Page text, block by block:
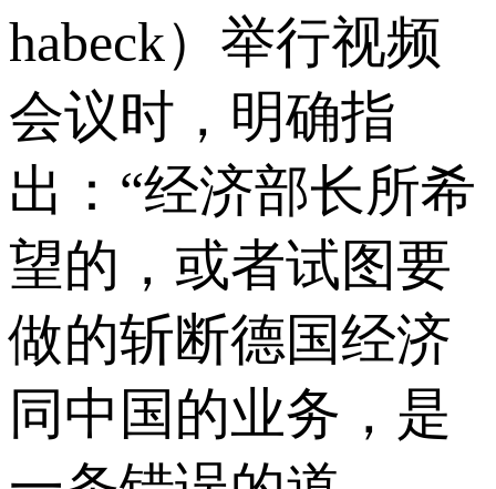
habeck）举行视频
会议时，明确指
出：“经济部长所希
望的，或者试图要
做的斩断德国经济
同中国的业务，是